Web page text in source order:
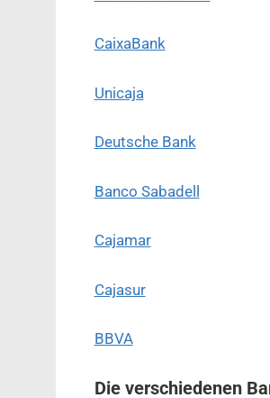
CaixaBank
Unicaja
Deutsche Bank
Banco Sabadell
Cajamar
Cajasur
BBVA
Die verschiedenen